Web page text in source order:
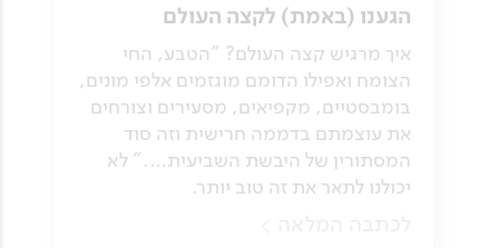
הגענו (באמת) לקצה העולם
איך מרגיש קצה העולם? "הטבע, החי
הצומח ואפילו הדומם מוגזמים אלפי מונים,
בומבסטיים, מקפיאים, מסעירים וצורחים
את עוצמתם בדממה חרישית וזה סוד
המסתורין של היבשת השביעית…." לא
יכולנו לתאר את זה טוב יותר.